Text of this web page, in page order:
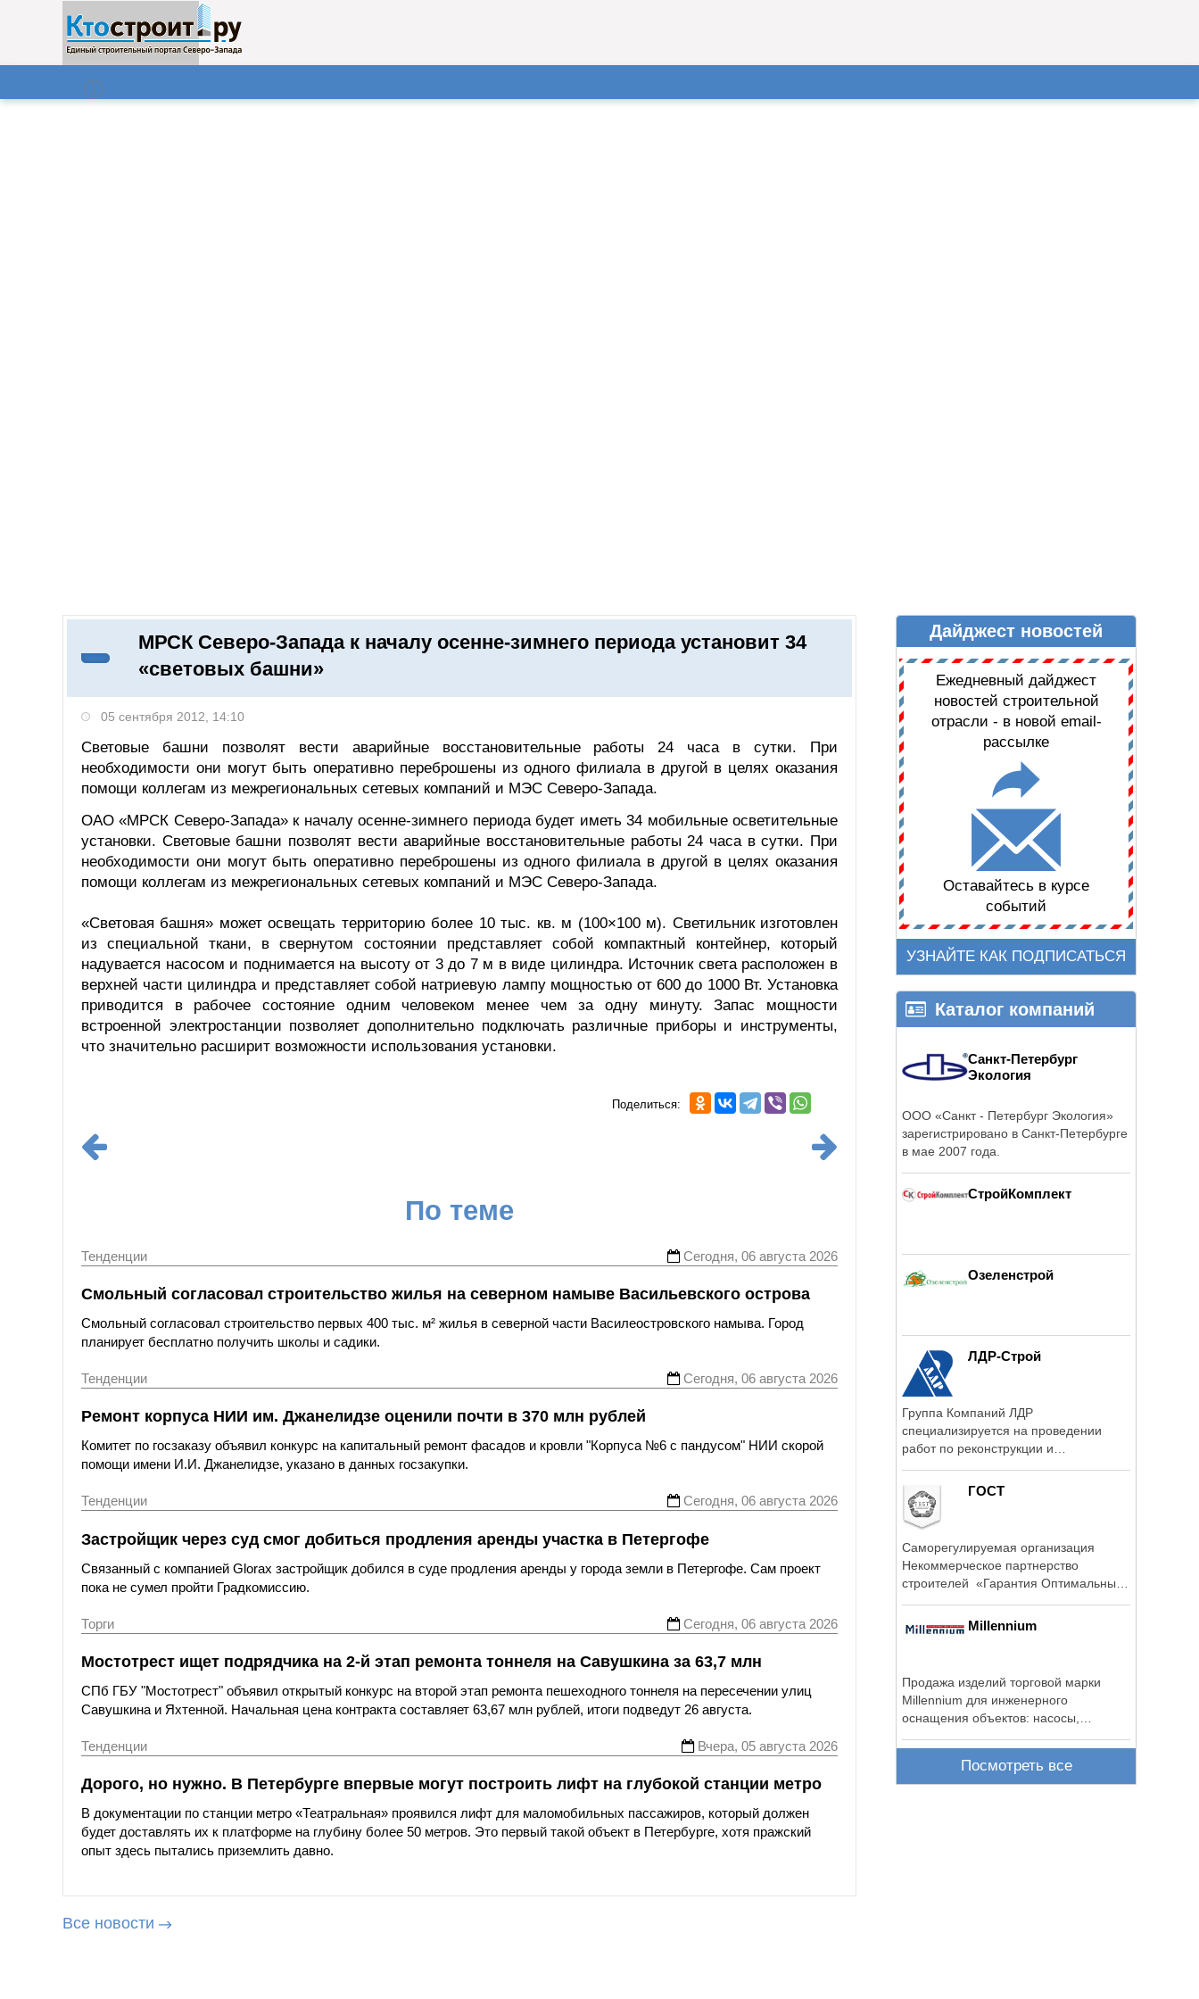
Поиск
ДАЙДЖЕСТ НОВОСТЕЙ
МРСК Северо-Запада к началу осенне-зимнего периода установит 34
«световых башни»
05 сентября 2012, 14:10
Световые башни позволят вести аварийные восстановительные работы 24 часа в сутки. При
необходимости они могут быть оперативно переброшены из одного филиала в другой в целях оказания
помощи коллегам из межрегиональных сетевых компаний и МЭС Северо-Запада.
ОАО «МРСК Северо-Запада» к началу осенне-зимнего периода будет иметь 34 мобильные осветительные
установки. Световые башни позволят вести аварийные восстановительные работы 24 часа в сутки. При
необходимости они могут быть оперативно переброшены из одного филиала в другой в целях оказания
помощи коллегам из межрегиональных сетевых компаний и МЭС Северо-Запада.
«Световая башня» может освещать территорию более 10 тыс. кв. м (100×100 м). Светильник изготовлен
из специальной ткани, в свернутом состоянии представляет собой компактный контейнер, который
надувается насосом и поднимается на высоту от 3 до 7 м в виде цилиндра. Источник света расположен в
верхней части цилиндра и представляет собой натриевую лампу мощностью от 600 до 1000 Вт. Установка
приводится в рабочее состояние одним человеком менее чем за одну минуту. Запас мощности
встроенной электростанции позволяет дополнительно подключать различные приборы и инструменты,
что значительно расширит возможности использования установки.
Поделиться:
По теме
Тенденции Сегодня, 06 августа 2026
Смольный согласовал строительство жилья на северном намыве Васильевского острова
Смольный согласовал строительство первых 400 тыс. м² жилья в северной части Василеостровского намыва. Город
планирует бесплатно получить школы и садики.
Тенденции Сегодня, 06 августа 2026
Ремонт корпуса НИИ им. Джанелидзе оценили почти в 370 млн рублей
Комитет по госзаказу объявил конкурс на капитальный ремонт фасадов и кровли "Корпуса №6 с пандусом" НИИ скорой
помощи имени И.И. Джанелидзе, указано в данных госзакупки.
Тенденции Сегодня, 06 августа 2026
Застройщик через суд смог добиться продления аренды участка в Петергофе
Связанный с компанией Glorax застройщик добился в суде продления аренды у города земли в Петергофе. Сам проект
пока не сумел пройти Градкомиссию.
Торги Сегодня, 06 августа 2026
Мостотрест ищет подрядчика на 2-й этап ремонта тоннеля на Савушкина за 63,7 млн
СПб ГБУ "Мостотрест" объявил открытый конкурс на второй этап ремонта пешеходного тоннеля на пересечении улиц
Савушкина и Яхтенной. Начальная цена контракта составляет 63,67 млн рублей, итоги подведут 26 августа.
Тенденции Вчера, 05 августа 2026
Дорого, но нужно. В Петербурге впервые могут построить лифт на глубокой станции метро
В документации по станции метро «Театральная» проявился лифт для маломобильных пассажиров, который должен
будет доставлять их к платформе на глубину более 50 метров. Это первый такой объект в Петербурге, хотя пражский
опыт здесь пытались приземлить давно.
Все новости
Дайджест новостей
Ежедневный дайджест
новостей строительной
отрасли - в новой email-
рассылке
Оставайтесь в курсе
событий
УЗНАЙТЕ КАК ПОДПИСАТЬСЯ
Каталог компаний
Санкт-Петербург
Экология
ООО «Санкт - Петербург Экология»
зарегистрировано в Санкт-Петербурге
в мае 2007 года.
СтройКомплект
Озеленстрой
ЛДР-Строй
Группа Компаний ЛДР
специализируется на проведении
работ по реконструкции и
ГОСТ
Саморегулируемая организация
Некоммерческое партнерство
строителей «Гарантия Оптимальных
Millennium
Продажа изделий торговой марки
Millennium для инженерного
оснащения объектов: насосы,
Посмотреть все